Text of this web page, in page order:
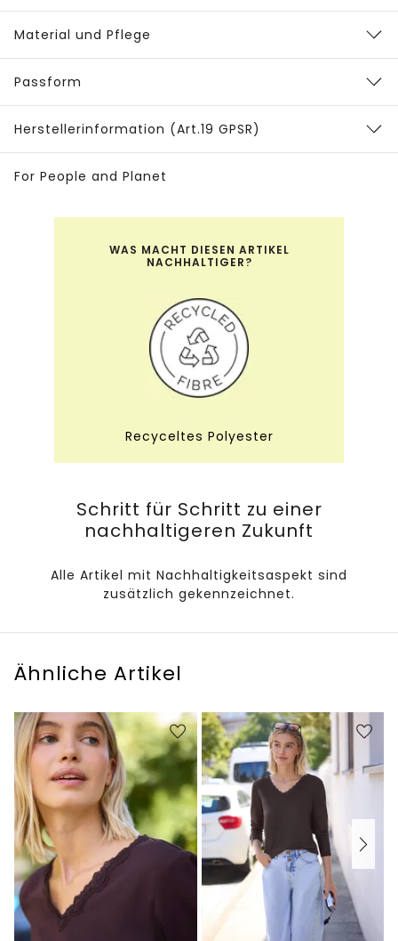
Material und Pflege
Passform
Herstellerinformation (Art.19 GPSR)
For People and Planet
WAS MACHT DIESEN ARTIKEL
NACHHALTIGER?
Recyceltes Polyester
Schritt für Schritt zu einer
nachhaltigeren Zukunft
Alle Artikel mit Nachhaltigkeitsaspekt sind
zusätzlich gekennzeichnet.
Ähnliche Artikel